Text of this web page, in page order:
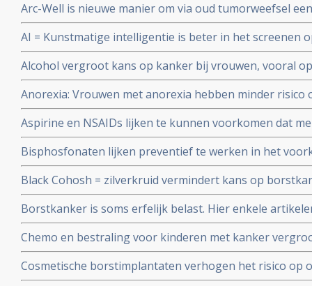
Arc-Well is nieuwe manier om via oud tumorweefsel
type DICS te maken en afwijkende genmutaties te
AI = Kunstmatige intelligentie is beter in het screenen
radiologen die de beelden bekijken, blijkt uit een
Alcohol vergroot kans op kanker bij vrouwen, vooral
en keelkanker en slokdarmkanker en leverkanker
bevolkingsonderzoek in Engeland onder meer dan 1
Anorexia: Vrouwen met anorexia hebben minder
in vergelijking met vrouwen zonder anorexia blijkt uit
bevolkingsonderzoeken.
Aspirine en NSAIDs lijken te kunnen voorkomen dat
borstkanker door erfelijke genetische afwijkingen
borstkanker krijgen.
Bisphosfonaten lijken preventief te werken in het
vrouwen na de overgang. Aldus drie retropostpectieve
2010
Black Cohosh = zilverkruid vermindert kans op
epidemologische studie gepubliceerd in International
Borstkanker is soms erfelijk belast. Hier enkele
Chemo en bestraling voor kinderen met kanker
krijgen van borstkanker voor hun 40e jaar in
Cosmetische borstimplantaten verhogen het risico op
28 tot 38 procent